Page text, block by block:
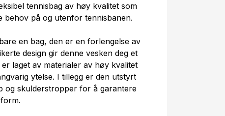
tennisbag av høy kvalitet som
behov på og utenfor tennisbanen.
en bag, den er en forlengelse av
design gir denne vesken deg et
laget av materialer av høy kvalitet
ytelse. I tillegg er den utstyrt
og skulderstropper for å garantere